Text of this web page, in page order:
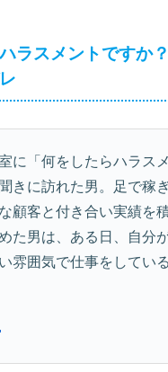
ハラスメントですか
に「何をしたらハラス
きに訪れた男。足で稼
顧客と付き合い実績を
た男は、ある日、自分
雰囲気で仕事をしてい